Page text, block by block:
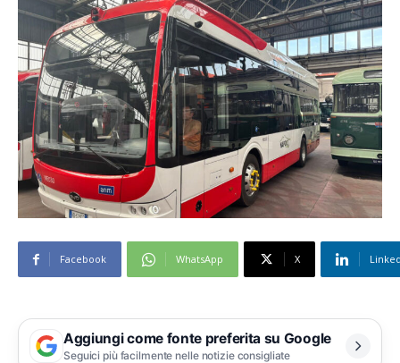
Facebook WhatsApp X
Aggiungi come fonte preferita su Google
Seguici più facilmente nelle notizie consigliate